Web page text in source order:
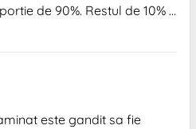
de 90%. Restul de 10% il
folosit de grupul Swiss
fara emisii toxice
este rezistent la
de scurta durata.
in camere, inclusiv in
este gandit sa fie